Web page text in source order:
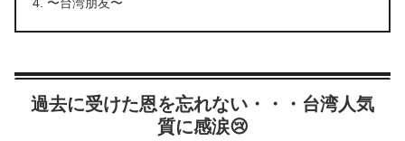
過去に受けた恩を忘れない・・・台湾人気
質に感涙😢